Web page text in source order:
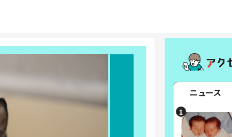
ニュース